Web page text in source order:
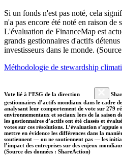
Si un fonds n'est pas noté, cela
n'a pas encore été noté en raison de
L'évaluation de FinanceMap est
grands gestionnaires d'actifs
investisseurs dans le monde.
Méthodologie de stewardship
Vote lié à l’ESG de la direction
gestionnaires d’actifs mondiaux dans le cadre
analysant leur comportement de vote sur 279
environnementaux et sociaux lors de la saison
les gestionnaires d’actifs ont été classés et
votes sur ces résolutions. L’évaluation s’appuie
mettre en évidence les différences dans la
soutiennent — ou ne soutiennent pas — les
l’impact des entreprises sur des enjeux
(Source des données : ShareAction)